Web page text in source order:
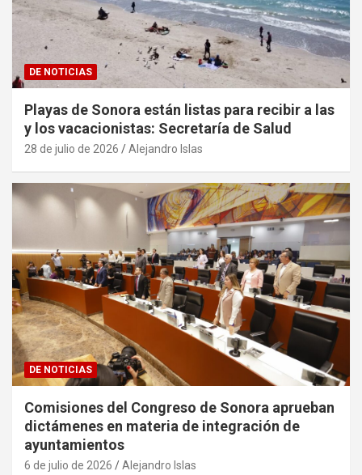
DE NOTICIAS
Playas de Sonora están listas para recibir a las
y los vacacionistas: Secretaría de Salud
28 de julio de 2026 Alejandro Islas
DE NOTICIAS
Comisiones del Congreso de Sonora aprueban
dictámenes en materia de integración de
ayuntamientos
6 de julio de 2026 Alejandro Islas